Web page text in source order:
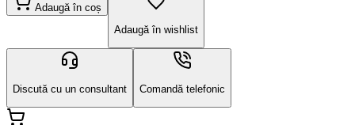
Adaugă în coș
Adaugă în wishlist
Discută cu un consultant Comandă telefonic